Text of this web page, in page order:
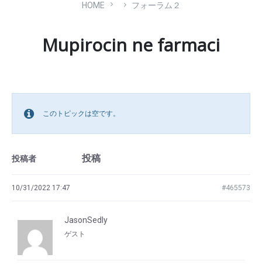
HOME フォーラム２
Mupirocin ne farmaci
このトピックは空です。
投稿者 投稿
10/31/2022 17:47 #465573
JasonSedly
ゲスト